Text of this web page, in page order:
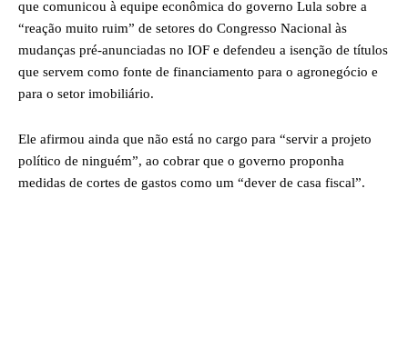
que comunicou à equipe econômica do governo Lula sobre a
“reação muito ruim” de setores do Congresso Nacional às
mudanças pré-anunciadas no IOF e defendeu a isenção de títulos
que servem como fonte de financiamento para o agronegócio e
para o setor imobiliário.
Ele afirmou ainda que não está no cargo para “servir a projeto
político de ninguém”, ao cobrar que o governo proponha
medidas de cortes de gastos como um “dever de casa fiscal”.